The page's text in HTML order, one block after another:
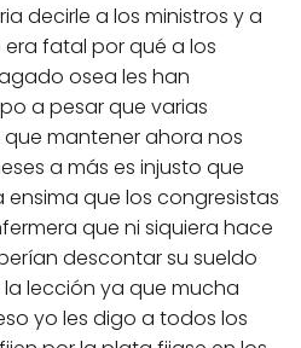
decirle a los ministros y a
fatal por qué a los
osea les han
a pesar que varias
mantener ahora nos
a más es injusto que
que los congresistas
que ni siquiera hace
descontar su sueldo
lección ya que mucha
yo les digo a todos los